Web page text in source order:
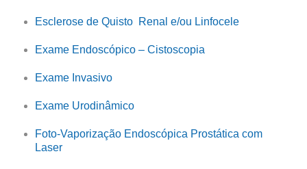
Esclerose de Quisto Renal e/ou Linfocele
Exame Endoscópico – Cistoscopia
Exame Invasivo
Exame Urodinâmico
Foto-Vaporização Endoscópica Prostática com
Laser